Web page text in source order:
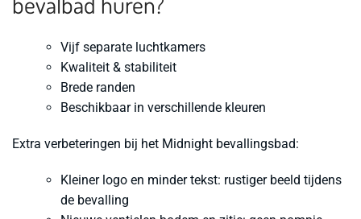
Vijf separate luchtkamers
Kwaliteit & stabiliteit
Brede randen
Beschikbaar in verschillende kleuren
Extra verbeteringen bij het Midnight bevallingsbad:
Kleiner logo en minder tekst: rustiger beeld tijdens
de bevalling